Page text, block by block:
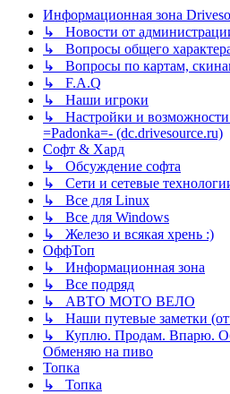
Информационная зона
↳ Новости от
↳ Вопросы общего
↳ Вопросы по картам,
↳ F.A.Q
↳ Наши игроки
↳ Настройки и
=Padonka=- (dc.drivesource.ru)
Софт & Хард
↳ Обсуждение софта
↳ Сети и сетевые
↳ Все для Linux
↳ Все для Windows
↳ Железо и всякая хрень :)
ОффТоп
↳ Информационная зона
↳ Все подряд
↳ АВТО МОТО ВЕЛО
↳ Наши путевые заметки
↳ Куплю. Продам. Впарю.
Обменяю на пиво
Топка
↳ Топка